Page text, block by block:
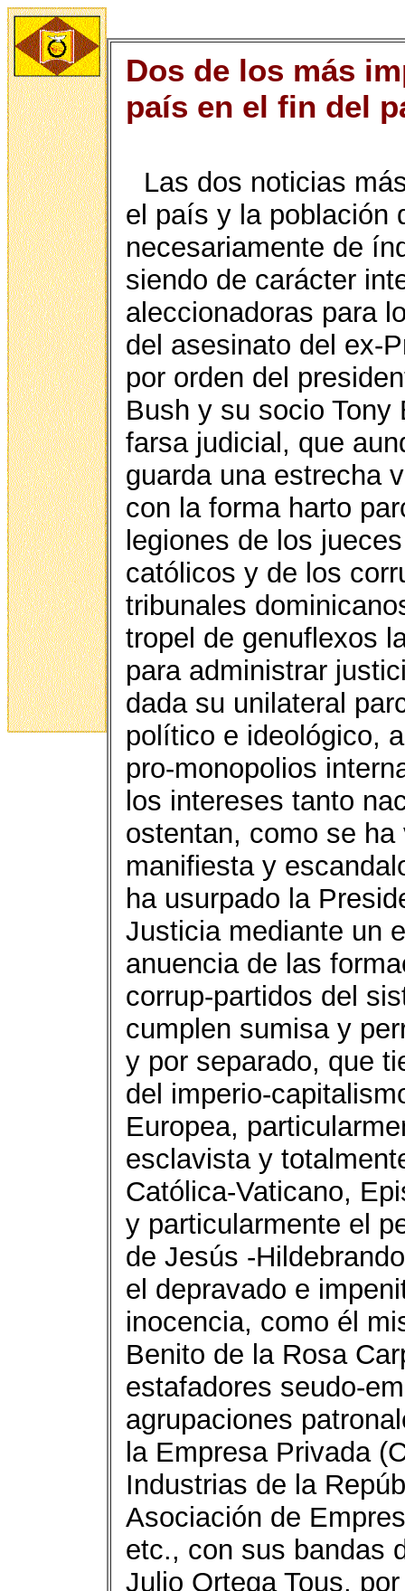
Dos de los más
país en el fin del
Las dos noticias
el país y la población
necesariamente de
siendo de carácter
aleccionadoras para
del asesinato del ex-
por orden del
Bush y su socio Tony
farsa judicial, que
guarda una estrecha
con la forma harto
legiones de los
católicos y de los
tribunales
tropel de genuflexos
para administrar
dada su unilateral
político e ideológico,
pro-monopolios
los intereses tanto
ostentan, como se
manifiesta y
ha usurpado la
Justicia mediante un
anuencia de las
corrup-partidos del
cumplen sumisa y
y por separado, que
del imperio-
Europea,
esclavista y
Católica-Vaticano,
y particularmente el
de Jesús -
el depravado e
inocencia, como él
Benito de la Rosa
estafadores seudo-
agrupaciones
la Empresa Privada
Industrias de la
Asociación de
etc., con sus bandas
Julio Ortega Tous,